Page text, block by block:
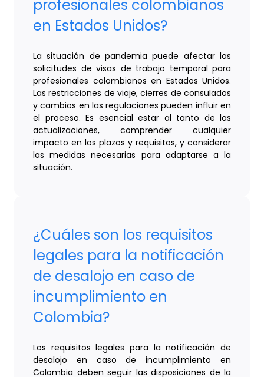
profesionales colombianos
en Estados Unidos?
La situación de pandemia puede afectar las
solicitudes de visas de trabajo temporal para
profesionales colombianos en Estados Unidos.
Las restricciones de viaje, cierres de consulados
y cambios en las regulaciones pueden influir en
el proceso. Es esencial estar al tanto de las
actualizaciones, comprender cualquier
impacto en los plazos y requisitos, y considerar
las medidas necesarias para adaptarse a la
situación.
¿Cuáles son los requisitos
legales para la notificación
de desalojo en caso de
incumplimiento en
Colombia?
Los requisitos legales para la notificación de
desalojo en caso de incumplimiento en
Colombia deben seguir las disposiciones de la